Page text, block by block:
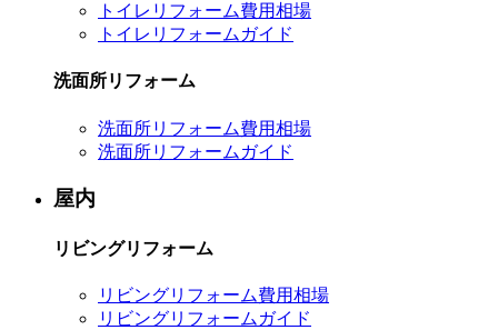
トイレリフォーム費用相場
トイレリフォームガイド
洗面所リフォーム
洗面所リフォーム費用相場
洗面所リフォームガイド
屋内
リビングリフォーム
リビングリフォーム費用相場
リビングリフォームガイド